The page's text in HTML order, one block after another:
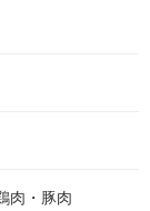
肉・豚肉